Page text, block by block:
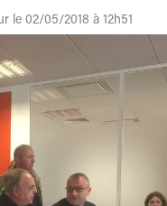
le 02/05/2018 à 12h51